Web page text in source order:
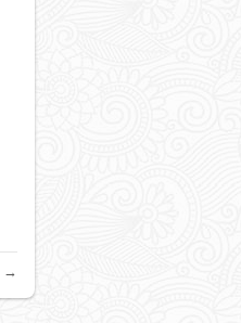
→